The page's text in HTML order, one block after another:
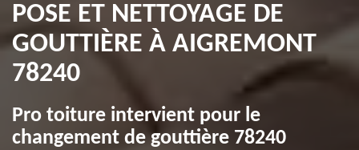
POSE ET NETTOYAGE DE
GOUTTIÈRE À AIGREMONT
78240
Pro toiture intervient pour le
changement de gouttière 78240